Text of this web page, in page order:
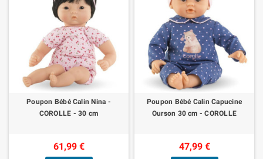
Poupon Bébé Calin Nina -
COROLLE - 30 cm
61,99 €
Poupon Bébé Calin Capucine
Ourson 30 cm - COROLLE
47,99 €